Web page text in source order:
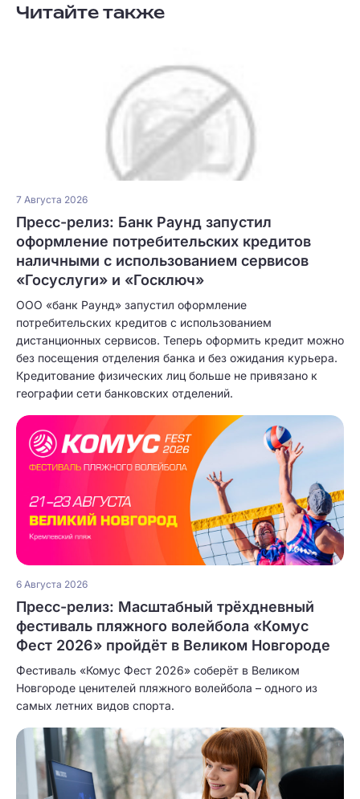
Читайте также
7 Августа 2026
Пресс-релиз: Банк Раунд запустил
оформление потребительских кредитов
наличными с использованием сервисов
«Госуслуги» и «Госключ»
ООО «банк Раунд» запустил оформление
потребительских кредитов с использованием
дистанционных сервисов. Теперь оформить кредит можно
без посещения отделения банка и без ожидания курьера.
Кредитование физических лиц больше не привязано к
географии сети банковских отделений.
6 Августа 2026
Пресс-релиз: Масштабный трёхдневный
фестиваль пляжного волейбола «Комус
Фест 2026» пройдёт в Великом Новгороде
Фестиваль «Комус Фест 2026» соберёт в Великом
Новгороде ценителей пляжного волейбола – одного из
самых летних видов спорта.